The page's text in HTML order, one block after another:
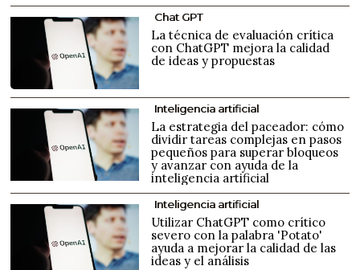
Chat GPT
La técnica de evaluación crítica
con ChatGPT mejora la calidad
de ideas y propuestas
Inteligencia artificial
La estrategia del paceador: cómo
dividir tareas complejas en pasos
pequeños para superar bloqueos
y avanzar con ayuda de la
inteligencia artificial
Inteligencia artificial
Utilizar ChatGPT como crítico
severo con la palabra 'Potato'
ayuda a mejorar la calidad de las
ideas y el análisis